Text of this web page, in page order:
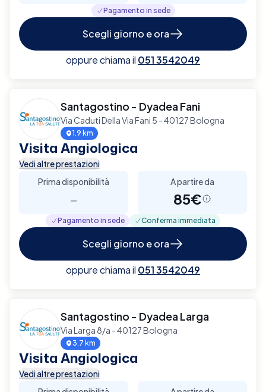
Pagamento in sede
Scegli giorno e ora
oppure chiama il 051 3542049
Santagostino - Dyadea Fani
Via Caduti Della Via Fani 5 - 40127 Bologna
1.9 km
Visita Angiologica
Vedi altre prestazioni
Prima disponibilità
-
A partire da
85€
Pagamento in sede Conferma immediata
Scegli giorno e ora
oppure chiama il 051 3542049
Santagostino - Dyadea Larga
Via Larga 8/a - 40127 Bologna
3.7 km
Visita Angiologica
Vedi altre prestazioni